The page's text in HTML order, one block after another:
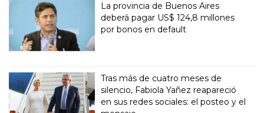
La provincia de Buenos Aires
deberá pagar US$ 124,8 millones
por bonos en default
Tras más de cuatro meses de
silencio, Fabiola Yañez reapareció
en sus redes sociales: el posteo y el